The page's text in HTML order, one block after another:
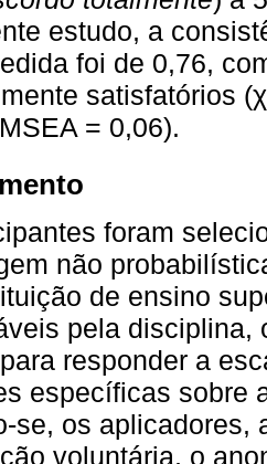
estudo, a
foi de 0,76,
satisfatórios
= 0,06).
foram
não
de ensino
pela disciplina,
responder a
específicas sobre
se, os aplicadores,
voluntária, o